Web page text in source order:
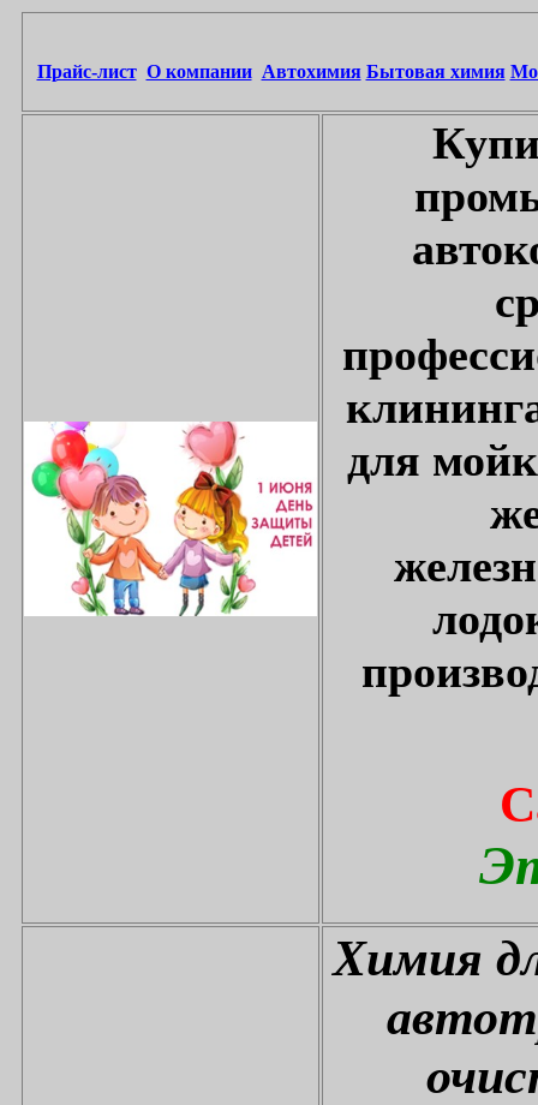
Прайс-лист О компании Автохимия Бытовая химия
для
Химия